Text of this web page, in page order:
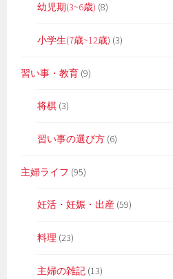
幼児期(3~6歳) (8)
小学生(7歳~12歳) (3)
習い事・教育 (9)
将棋 (3)
習い事の選び方 (6)
主婦ライフ (95)
妊活・妊娠・出産 (59)
料理 (23)
主婦の雑記 (13)